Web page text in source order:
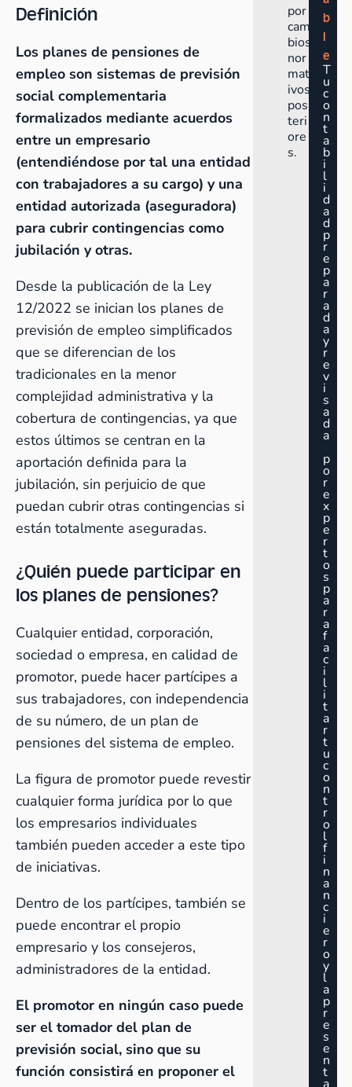
Definición
Los planes de pensiones de
empleo son sistemas de previsión
social complementaria
formalizados mediante acuerdos
entre un empresario
(entendiéndose por tal una entidad
con trabajadores a su cargo) y una
entidad autorizada (aseguradora)
para cubrir contingencias como
jubilación y otras.
Desde la publicación de la Ley
12/2022 se inician los planes de
previsión de empleo simplificados
que se diferencian de los
tradicionales en la menor
complejidad administrativa y la
cobertura de contingencias, ya que
estos últimos se centran en la
aportación definida para la
jubilación, sin perjuicio de que
puedan cubrir otras contingencias si
están totalmente aseguradas.
¿Quién puede participar en
los planes de pensiones?
Cualquier entidad, corporación,
sociedad o empresa, en calidad de
promotor, puede hacer partícipes a
sus trabajadores, con independencia
de su número, de un plan de
pensiones del sistema de empleo.
La figura de promotor puede revestir
cualquier forma jurídica por lo que
los empresarios individuales
también pueden acceder a este tipo
de iniciativas.
Dentro de los partícipes, también se
puede encontrar el propio
empresario y los consejeros,
administradores de la entidad.
El promotor en ningún caso puede
ser el tomador del plan de
previsión social, sino que su
función consistirá en proponer el
por
cam
bios
nor
mat
ivos
pos
teri
ore
s.
b
l
e
T
u
c
o
n
t
a
b
i
l
i
d
a
d
p
r
e
p
a
r
a
d
a
y
r
e
v
i
s
a
d
a
p
o
r
e
x
p
e
r
t
o
s
p
a
r
a
f
a
c
i
l
i
t
a
r
t
u
c
o
n
t
r
o
l
f
i
n
a
n
c
i
e
r
o
y
l
a
p
r
e
s
e
n
t